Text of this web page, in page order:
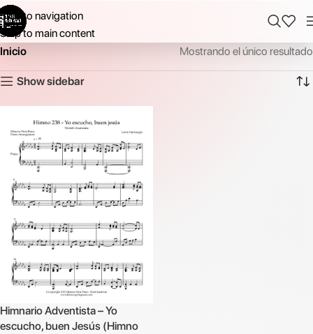
Skip to navigation
Skip to main content
Inicio
Mostrando el único resultado
Show sidebar
Himnario Adventista – Yo
escucho, buen Jesús (Himno